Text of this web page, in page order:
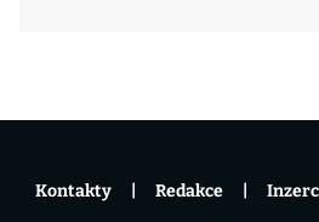
Kontakty Redakce